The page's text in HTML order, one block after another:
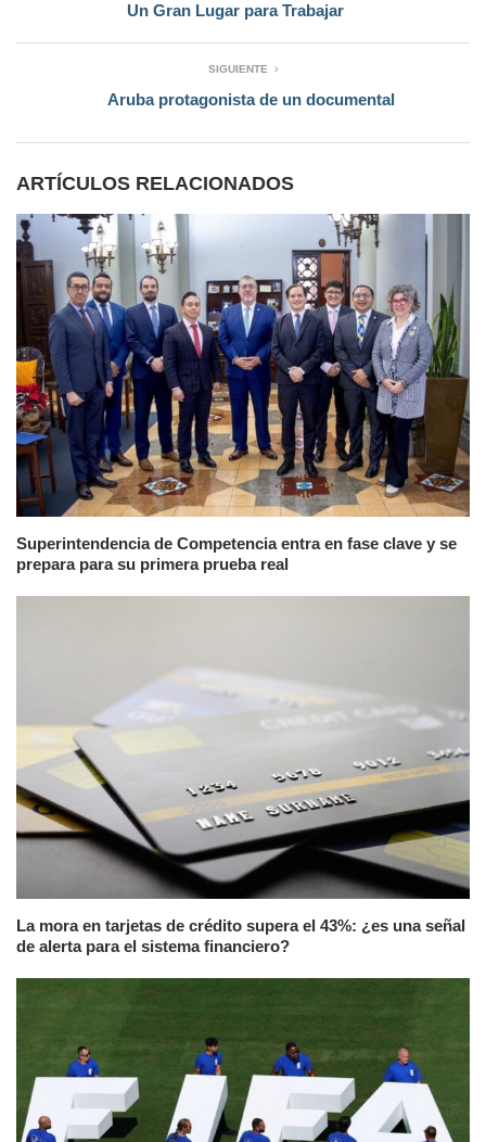
Un Gran Lugar para Trabajar
SIGUIENTE
Aruba protagonista de un documental
ARTÍCULOS RELACIONADOS
Superintendencia de Competencia entra en fase clave y se
prepara para su primera prueba real
La mora en tarjetas de crédito supera el 43%: ¿es una señal
de alerta para el sistema financiero?